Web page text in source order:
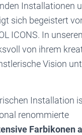
Installationen
sich begeistert
ICONS. In
von ihrem
Vision
Installation
renommierte
Farbikonen